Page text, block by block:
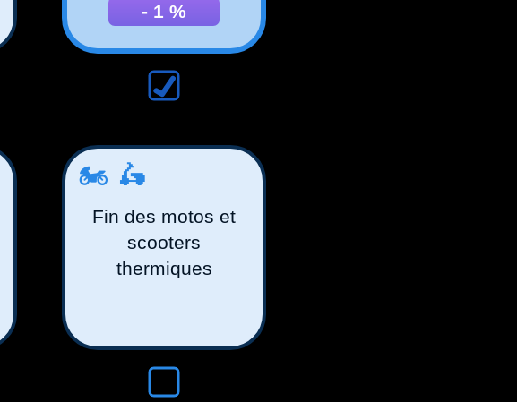
- 1 %
🏍️🛵
Fin des motos et
scooters
thermiques